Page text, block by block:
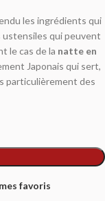
les ingrédients qui
ustensiles qui peuvent
le cas de la natte en
Japonais qui sert,
particulièrement des
favoris